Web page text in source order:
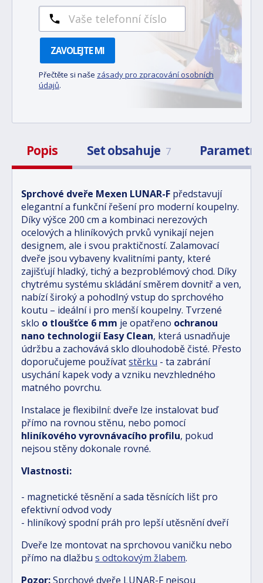
ZAVOLEJTE MI
Přečtěte si naše zásady pro zpracování osobních
údajů.
Popis Set obsahuje 7 Parametry
Sprchové dveře Mexen LUNAR-F představují
elegantní a funkční řešení pro moderní koupelny.
Díky výšce 200 cm a kombinaci nerezových
ocelových a hliníkových prvků vynikají nejen
designem, ale i svou praktičností. Zalamovací
dveře jsou vybaveny kvalitními panty, které
zajišťují hladký, tichý a bezproblémový chod. Díky
chytrému systému skládání směrem dovnitř a ven,
nabízí široký a pohodlný vstup do sprchového
koutu – ideální i pro menší koupelny. Tvrzené
sklo o tloušťce 6 mm je opatřeno ochranou
nano technologií Easy Clean, která usnadňuje
údržbu a zachovává sklo dlouhodobě čisté. Přesto
doporučujeme používatstěrku - ta zabrání
usychání kapek vody a vzniku nevzhledného
matného povrchu.
Instalace je flexibilní: dveře lze instalovat buď
přímo na rovnou stěnu, nebo pomocí
hliníkového vyrovnávacího profilu, pokud
nejsou stěny dokonale rovné.
Vlastnosti:
- magnetické těsnění a sada těsnících lišt pro
efektivní odvod vody
- hliníkový spodní práh pro lepší utěsnění dveří
Dveře lze montovat na sprchovou vaničku nebo
přímo na dlažbu s odtokovým žlabem.
Pozor:Sprchové dveře LUNAR-F nejsou